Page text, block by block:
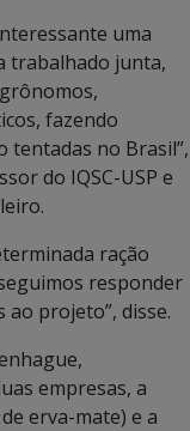
uma
trabalhado junta,
fazendo
tentadas no Brasil”,
do IQSC-USP e
ração
responder
ao projeto”, disse.
empresas, a
erva-mate) e a